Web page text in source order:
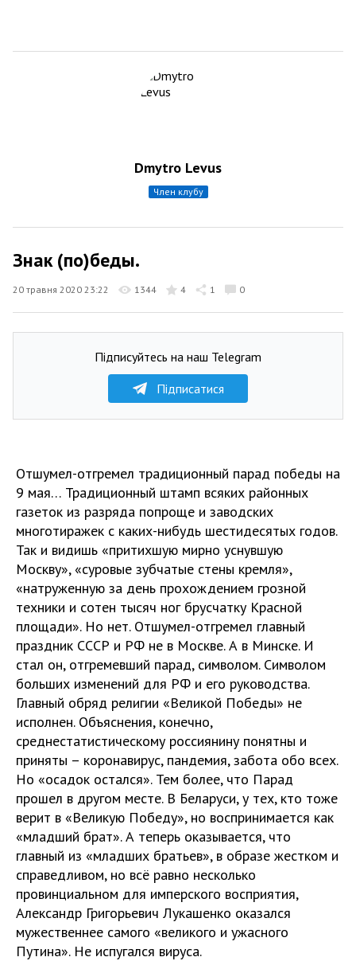
Dmytro Levus
член клубу
Знак (по)беды.
20 травня 2020 23:22 1344 4 1 0
Підписуйтесь на наш Telegram
Підписатися
Отшумел-отгремел традиционный парад победы на
9 мая… Традиционный штамп всяких районных
газеток из разряда попроще и заводских
многотиражек с каких-нибудь шестидесятых годов.
Так и видишь «притихшую мирно уснувшую
Москву», «суровые зубчатые стены кремля»,
«натруженную за день прохождением грозной
техники и сотен тысяч ног брусчатку Красной
площади». Но нет. Отшумел-отгремел главный
праздник СССР и РФ не в Москве. А в Минске. И
стал он, отгремевший парад, символом. Символом
больших изменений для РФ и его руководства.
Главный обряд религии «Великой Победы» не
исполнен. Объяснения, конечно,
среднестатистическому россиянину понятны и
приняты – коронавирус, пандемия, забота обо всех.
Но «осадок остался». Тем более, что Парад
прошел в другом месте. В Беларуси, у тех, кто тоже
верит в «Великую Победу», но воспринимается как
«младший брат». А теперь оказывается, что
главный из «младших братьев», в образе жестком и
справедливом, но всё равно несколько
провинциальном для имперского восприятия,
Александр Григорьевич Лукашенко оказался
мужественнее самого «великого и ужасного
Путина». Не испугался вируса.